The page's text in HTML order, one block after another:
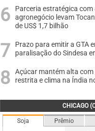
Parceria estratégica com
agronegócio levam
de US$ 1,7 bilhão
Prazo para emitir a GTA
paralisação do Sindesa
Açúcar mantém alta
restrita e clima na Índia
CHICAGO
Soja Prêmio